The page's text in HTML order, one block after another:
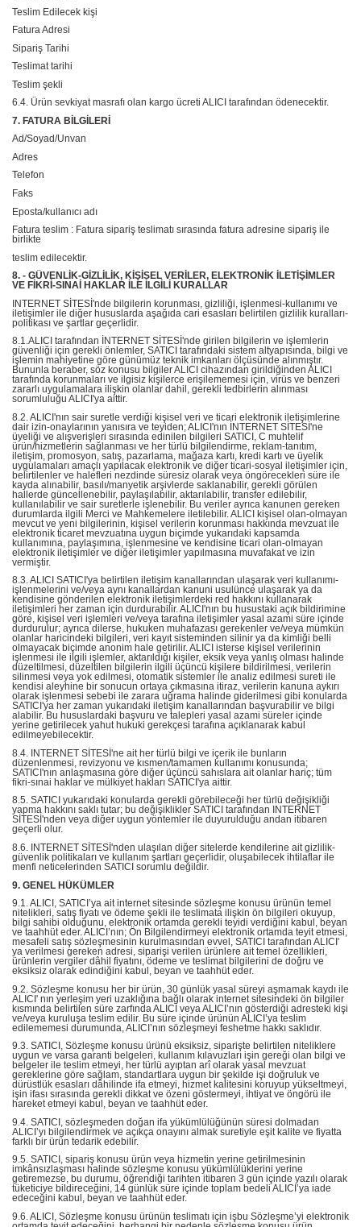
Teslim Edilecek kişi
Fatura Adresi
Sipariş Tarihi
Teslimat tarihi
Teslim şekli
6.4. Ürün sevkiyat masrafı olan kargo ücreti ALICI tarafından ödenecektir.
7. FATURA BİLGİLERİ
Ad/Soyad/Unvan
Adres
Telefon
Faks
Eposta/kullanıcı adı
Fatura teslim : Fatura sipariş teslimatı sırasında fatura adresine sipariş ile
birlikte
teslim edilecektir.
8. - GÜVENLİK-GİZLİLİK, KİŞİSEL VERİLER, ELEKTRONİK İLETİŞİMLER
VE FİKRİ-SINAİ HAKLAR İLE İLGİLİ KURALLAR
INTERNET SİTESİ'nde bilgilerin korunması, gizliliği, işlenmesi-kullanımı ve
iletişimler ile diğer hususlarda aşağıda cari esasları belirtilen gizlilik kuralları-
politikası ve şartlar geçerlidir.
8.1.ALICI tarafından İNTERNET SİTESİ'nde girilen bilgilerin ve işlemlerin
güvenliği için gerekli önlemler, SATICI tarafındaki sistem altyapısında, bilgi ve
işlemin mahiyetine göre günümüz teknik imkanları ölçüsünde alınmıştır.
Bununla beraber, söz konusu bilgiler ALICI cihazından girildiğinden ALICI
tarafında korunmaları ve ilgisiz kişilerce erişilememesi için, virüs ve benzeri
zararlı uygulamalara ilişkin olanlar dahil, gerekli tedbirlerin alınması
sorumluluğu ALICI'ya aittir.
8.2. ALICI'nın sair suretle verdiği kişisel veri ve ticari elektronik iletişimlerine
dair izin-onaylarının yanısıra ve teyiden; ALICI'nın İNTERNET SİTESİ'ne
üyeliği ve alışverişleri sırasında edinilen bilgileri SATICI, C muhtelif
ürün/hizmetlerin sağlanması ve her türlü bilgilendirme, reklam-tanıtım,
iletişim, promosyon, satış, pazarlama, mağaza kartı, kredi kartı ve üyelik
uygulamaları amaçlı yapılacak elektronik ve diğer ticari-sosyal iletişimler için,
belirtilenler ve halefleri nezdinde süresiz olarak veya öngörecekleri süre ile
kayda alınabilir, basılı/manyetik arşivlerde saklanabilir, gerekli görülen
hallerde güncellenebilir, paylaşılabilir, aktarılabilir, transfer edilebilir,
kullanılabilir ve sair suretlerle işlenebilir. Bu veriler ayrıca kanunen gereken
durumlarda ilgili Merci ve Mahkemelere iletilebilir. ALICI kişisel olan-olmayan
mevcut ve yeni bilgilerinin, kişisel verilerin korunması hakkında mevzuat ile
elektronik ticaret mevzuatına uygun biçimde yukarıdaki kapsamda
kullanımına, paylaşımına, işlenmesine ve kendisine ticari olan-olmayan
elektronik iletişimler ve diğer iletişimler yapılmasına muvafakat ve izin
vermiştir.
8.3. ALICI SATICI'ya belirtilen iletişim kanallarından ulaşarak veri kullanımı-
işlenmelerini ve/veya aynı kanallardan kanuni usulünce ulaşarak ya da
kendisine gönderilen elektronik iletişimlerdeki red hakkını kullanarak
iletişimleri her zaman için durdurabilir. ALICI'nın bu husustaki açık bildirimine
göre, kişisel veri işlemleri ve/veya tarafına iletişimler yasal azami süre içinde
durdurulur; ayrıca dilerse, hukuken muhafazası gerekenler ve/veya mümkün
olanlar haricindeki bilgileri, veri kayıt sisteminden silinir ya da kimliği belli
olmayacak biçimde anonim hale getirilir. ALICI isterse kişisel verilerinin
işlenmesi ile ilgili işlemler, aktarıldığı kişiler, eksik veya yanlış olması halinde
düzeltilmesi, düzeltilen bilgilerin ilgili üçüncü kişilere bildirilmesi, verilerin
silinmesi veya yok edilmesi, otomatik sistemler ile analiz edilmesi sureti ile
kendisi aleyhine bir sonucun ortaya çıkmasına itiraz, verilerin kanuna aykırı
olarak işlenmesi sebebi ile zarara uğrama halinde giderilmesi gibi konularda
SATICI'ya her zaman yukarıdaki iletişim kanallarından başvurabilir ve bilgi
alabilir. Bu hususlardaki başvuru ve talepleri yasal azami süreler içinde
yerine getirilecek yahut hukuki gerekçesi tarafına açıklanarak kabul
edilmeyebilecektir.
8.4. INTERNET SİTESİ'ne ait her türlü bilgi ve içerik ile bunların
düzenlenmesi, revizyonu ve kısmen/tamamen kullanımı konusunda;
SATICI'nın anlaşmasına göre diğer üçüncü sahıslara ait olanlar hariç; tüm
fikri-sınai haklar ve mülkiyet hakları SATICI'ya aittir.
8.5. SATICI yukarıdaki konularda gerekli görebileceği her türlü değişikliği
yapma hakkını saklı tutar; bu değişiklikler SATICI tarafından INTERNET
SİTESİ'nden veya diğer uygun yöntemler ile duyurulduğu andan itibaren
geçerli olur.
8.6. INTERNET SİTESİ'nden ulaşılan diğer sitelerde kendilerine ait gizlilik-
güvenlik politikaları ve kullanım şartları geçerlidir, oluşabilecek ihtilaflar ile
menfi neticelerinden SATICI sorumlu değildir.
9. GENEL HÜKÜMLER
9.1. ALICI, SATICI’ya ait internet sitesinde sözleşme konusu ürünün temel
nitelikleri, satış fiyatı ve ödeme şekli ile teslimata ilişkin ön bilgileri okuyup,
bilgi sahibi olduğunu, elektronik ortamda gerekli teyidi verdiğini kabul, beyan
ve taahhüt eder. ALICI’nın; Ön Bilgilendirmeyi elektronik ortamda teyit etmesi,
mesafeli satış sözleşmesinin kurulmasından evvel, SATICI tarafından ALICI'
ya verilmesi gereken adresi, siparişi verilen ürünlere ait temel özellikleri,
ürünlerin vergiler dâhil fiyatını, ödeme ve teslimat bilgilerini de doğru ve
eksiksiz olarak edindiğini kabul, beyan ve taahhüt eder.
9.2. Sözleşme konusu her bir ürün, 30 günlük yasal süreyi aşmamak kaydı ile
ALICI' nın yerleşim yeri uzaklığına bağlı olarak internet sitesindeki ön bilgiler
kısmında belirtilen süre zarfında ALICI veya ALICI’nın gösterdiği adresteki kişi
ve/veya kuruluşa teslim edilir. Bu süre içinde ürünün ALICI’ya teslim
edilememesi durumunda, ALICI’nın sözleşmeyi feshetme hakkı saklıdır.
9.3. SATICI, Sözleşme konusu ürünü eksiksiz, siparişte belirtilen niteliklere
uygun ve varsa garanti belgeleri, kullanım kılavuzları işin gereği olan bilgi ve
belgeler ile teslim etmeyi, her türlü ayıptan arî olarak yasal mevzuat
gereklerine göre sağlam, standartlara uygun bir şekilde işi doğruluk ve
dürüstlük esasları dâhilinde ifa etmeyi, hizmet kalitesini koruyup yükseltmeyi,
işin ifası sırasında gerekli dikkat ve özeni göstermeyi, ihtiyat ve öngörü ile
hareket etmeyi kabul, beyan ve taahhüt eder.
9.4. SATICI, sözleşmeden doğan ifa yükümlülüğünün süresi dolmadan
ALICI’yı bilgilendirmek ve açıkça onayını almak suretiyle eşit kalite ve fiyatta
farklı bir ürün tedarik edebilir.
9.5. SATICI, sipariş konusu ürün veya hizmetin yerine getirilmesinin
imkânsızlaşması halinde sözleşme konusu yükümlülüklerini yerine
getiremezse, bu durumu, öğrendiği tarihten itibaren 3 gün içinde yazılı olarak
tüketiciye bildireceğini, 14 günlük süre içinde toplam bedeli ALICI’ya iade
edeceğini kabul, beyan ve taahhüt eder.
9.6. ALICI, Sözleşme konusu ürünün teslimatı için işbu Sözleşme’yi elektronik